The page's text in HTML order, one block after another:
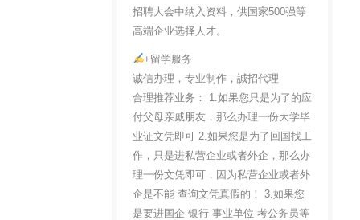
招聘大会中纳入资料，供国家500强等
高端企业选择人才。
+留学服务
诚信办理，专业制作，誠招代理
合理推荐业务： 1.如果您只是为了的应
付父母亲戚朋友，那么办理一份大学毕
业证文凭即可 2.如果您是为了回国找工
作，只是进私营企业或者外企，那么办
理一份文凭即可，因为私营企业或者外
企是不能 查询文凭真假的！ 3.如果您
是要进国企 银行 事业单位 考公务员等